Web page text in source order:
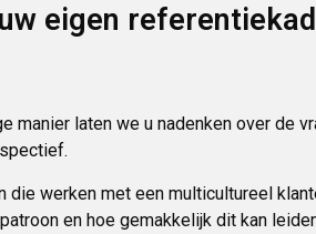
eigen
manier laten we u nadenken over de
die werken met een multicultureel
en hoe gemakkelijk dit kan